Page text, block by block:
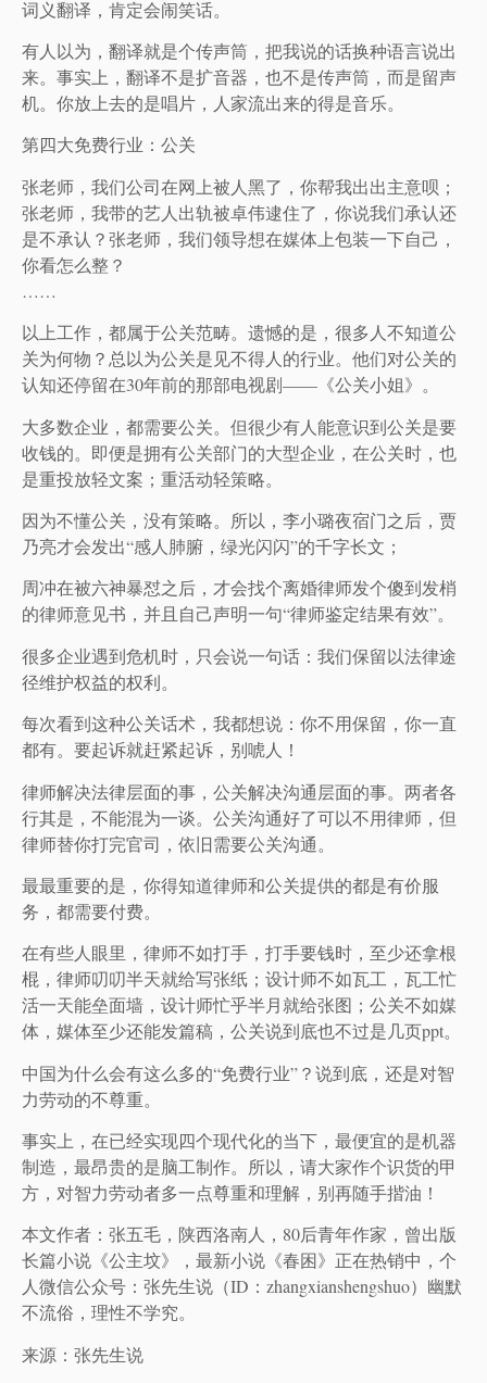
词义翻译，肯定会闹笑话。
有人以为，翻译就是个传声筒，把我说的话换种语言说出
来。事实上，翻译不是扩音器，也不是传声筒，而是留声
机。你放上去的是唱片，人家流出来的得是音乐。
第四大免费行业：公关
张老师，我们公司在网上被人黑了，你帮我出出主意呗；
张老师，我带的艺人出轨被卓伟逮住了，你说我们承认还
是不承认？张老师，我们领导想在媒体上包装一下自己，
你看怎么整？
……
以上工作，都属于公关范畴。遗憾的是，很多人不知道公
关为何物？总以为公关是见不得人的行业。他们对公关的
认知还停留在30年前的那部电视剧——《公关小姐》。
大多数企业，都需要公关。但很少有人能意识到公关是要
收钱的。即便是拥有公关部门的大型企业，在公关时，也
是重投放轻文案；重活动轻策略。
因为不懂公关，没有策略。所以，李小璐夜宿门之后，贾
乃亮才会发出“感人肺腑，绿光闪闪”的千字长文；
周冲在被六神暴怼之后，才会找个离婚律师发个傻到发梢
的律师意见书，并且自己声明一句“律师鉴定结果有效”。
很多企业遇到危机时，只会说一句话：我们保留以法律途
径维护权益的权利。
每次看到这种公关话术，我都想说：你不用保留，你一直
都有。要起诉就赶紧起诉，别唬人！
律师解决法律层面的事，公关解决沟通层面的事。两者各
行其是，不能混为一谈。公关沟通好了可以不用律师，但
律师替你打完官司，依旧需要公关沟通。
最最重要的是，你得知道律师和公关提供的都是有价服
务，都需要付费。
在有些人眼里，律师不如打手，打手要钱时，至少还拿根
棍，律师叨叨半天就给写张纸；设计师不如瓦工，瓦工忙
活一天能垒面墙，设计师忙乎半月就给张图；公关不如媒
体，媒体至少还能发篇稿，公关说到底也不过是几页ppt。
中国为什么会有这么多的“免费行业”？说到底，还是对智
力劳动的不尊重。
事实上，在已经实现四个现代化的当下，最便宜的是机器
制造，最昂贵的是脑工制作。所以，请大家作个识货的甲
方，对智力劳动者多一点尊重和理解，别再随手揩油！
本文作者：张五毛，陕西洛南人，80后青年作家，曾出版
长篇小说《公主坟》，最新小说《春困》正在热销中，个
人微信公众号：张先生说（ID：zhangxianshengshuo）幽默
不流俗，理性不学究。
来源：张先生说